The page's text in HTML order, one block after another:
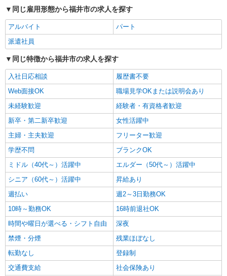
派遣社員
株式会社kotrio /●KY-H-1739560
＜福井＞障がい者施設の支援員＊軽作業の見守
りなど＊日払いOK
時給1550円〜2187円 ＜日払い有/週払い有/交
通費全支給(ガソリン代含む)＞
福井市内｜最寄り駅：福井
キープ 詳細を見る
派遣社員
株式会社kotrio /●KY-H-1990751
＜福井＞小さなデイサービスSTAFF募集≪週3
勤務≫≪夕方退社≫
時給1550円〜2187円 ＜日払い有/週払い有/交
通費全支給(ガソリン代含む)＞
福井市内｜最寄り駅：福井
詳細を見る
派遣社員
（株）ウィルオブ・ワークCW 金沢支店/ms170101
同じ雇用形態から福井市の求人を探す
アルバイト
パート
派遣社員
同じ特徴から福井市の求人を探す
入社日応相談
履歴書不要
Web面接OK
職場見学OKまたは説明会あり
未経験歓迎
経験者・有資格者歓迎
新卒・第二新卒歓迎
女性活躍中
主婦・主夫歓迎
フリーター歓迎
学歴不問
ブランクOK
ミドル（40代～）活躍中
エルダー（50代～）活躍中
シニア（60代～）活躍中
昇給あり
週払い
週2～3日勤務OK
10時～勤務OK
16時前退社OK
時間や曜日が選べる・シフト自由
深夜
禁煙・分煙
残業ほぼなし
転勤なし
登録制
交通費支給
社会保険あり